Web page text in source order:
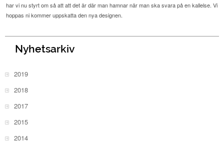
har vi nu styrt om så att att det är där man hamnar när man ska svara på en kallelse. Vi
hoppas ni kommer uppskatta den nya designen.
Nyhetsarkiv
2019
2018
2017
2015
2014